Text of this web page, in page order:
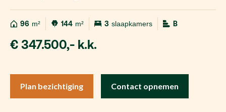
96 m² 144 m² 3 slaapkamers B
€ 347.500,- k.k.
Plan bezichtiging Contact opnemen